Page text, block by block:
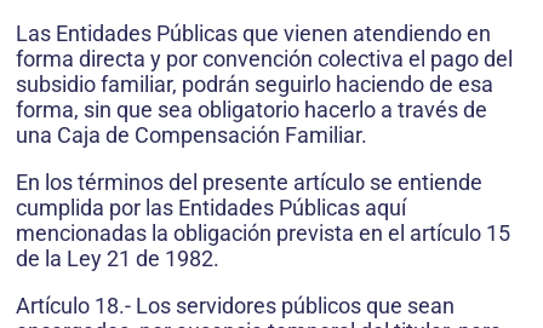
Las Entidades Públicas que vienen atendiendo en
forma directa y por convención colectiva el pago del
subsidio familiar, podrán seguirlo haciendo de esa
forma, sin que sea obligatorio hacerlo a través de
una Caja de Compensación Familiar.
En los términos del presente artículo se entiende
cumplida por las Entidades Públicas aquí
mencionadas la obligación prevista en el artículo 15
de la Ley 21 de 1982.
Artículo 18.- Los servidores públicos que sean